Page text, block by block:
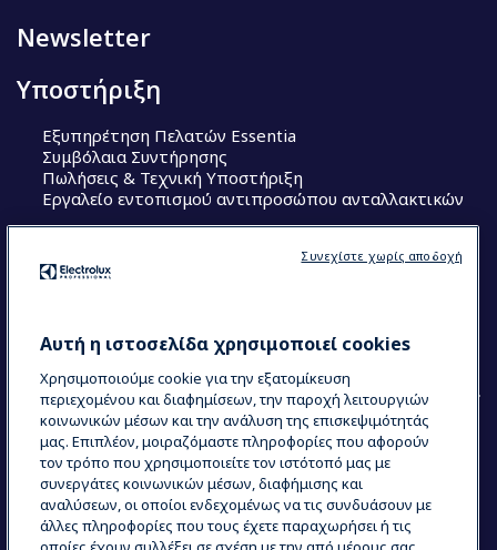
Newsletter
Υποστήριξη
Εξυπηρέτηση Πελατών Essentia
Συμβόλαια Συντήρησης
Πωλήσεις & Τεχνική Υποστήριξη
Εργαλείο εντοπισμού αντιπροσώπου ανταλλακτικών
Electrolux Professional Ακαδημία Chef
COUNTRY AND LANGUAGE
Η ΕΠΙΛΟΓΉ ΣΑΣ: ΕΛΛΗΝΙΚΆ
Αυτή η ιστοσελίδα χρησιμοποιεί cookies
Χρησιμοποιούμε cookie για την εξατομίκευση
περιεχομένου και διαφημίσεων, την παροχή λειτουργιών
κοινωνικών μέσων και την ανάλυση της επισκεψιμότητάς
μας. Επιπλέον, μοιραζόμαστε πληροφορίες που αφορούν
τον τρόπο που χρησιμοποιείτε τον ιστότοπό μας με
συνεργάτες κοινωνικών μέσων, διαφήμισης και
αναλύσεων, οι οποίοι ενδεχομένως να τις συνδυάσουν με
άλλες πληροφορίες που τους έχετε παραχωρήσει ή τις
Συνεχίστε χωρίς αποδοχή